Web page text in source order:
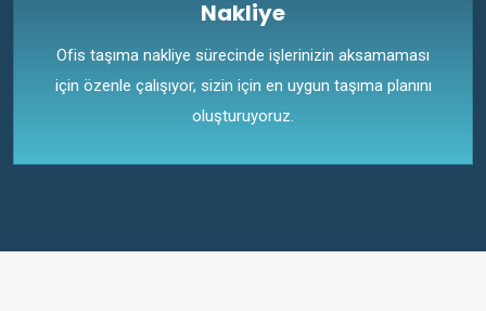
Nakliye
Ofis taşıma nakliye sürecinde işlerinizin aksamaması
için özenle çalışıyor, sizin için en uygun taşıma planını
oluşturuyoruz.